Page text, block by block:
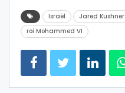
Israël Jared Kushner
roi Mohammed VI